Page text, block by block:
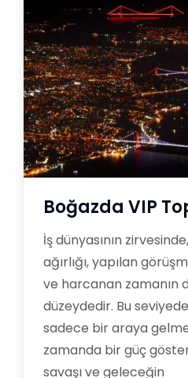
Boğazda VIP
İş dünyasının
ağırlığı, yapılan
ve harcanan zamanın
düzeydedir. Bu
sadece bir araya
zamanda bir güç
savaşı ve geleceğin